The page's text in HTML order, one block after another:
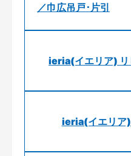
／巾広吊戸･片引
ieria(イエリア) リ
ieria(イエリア)